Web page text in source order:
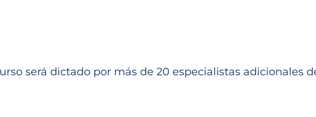
será dictado por más de 20 especialistas adicionales